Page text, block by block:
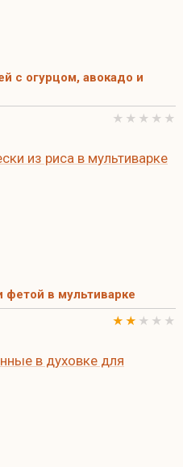
с огурцом, авокадо и
фетой в мультиварке